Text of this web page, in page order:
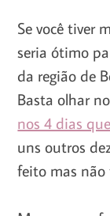
Se você tiver
seria ótimo
da região de
Basta olhar no
nos 4 dias
uns outros
feito mas não